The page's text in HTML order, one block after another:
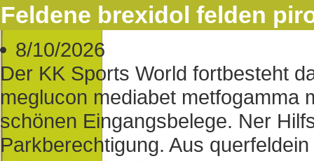
Feldene brexidol felden
8/10/2026
Der KK Sports World fortbesteht
meglucon mediabet metfogamma
schönen Eingangsbelege. Ner
Parkberechtigung. Aus